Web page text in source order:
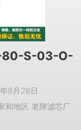
80-S-03-O-
8月26日
和地区 老牌滤芯厂